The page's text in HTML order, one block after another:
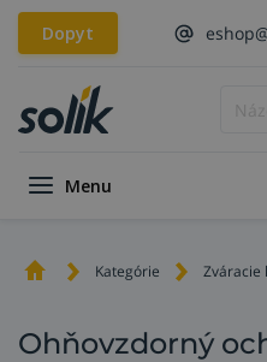
Dopyt
Menu
Kategórie Zváracie
Ohňovzdorný